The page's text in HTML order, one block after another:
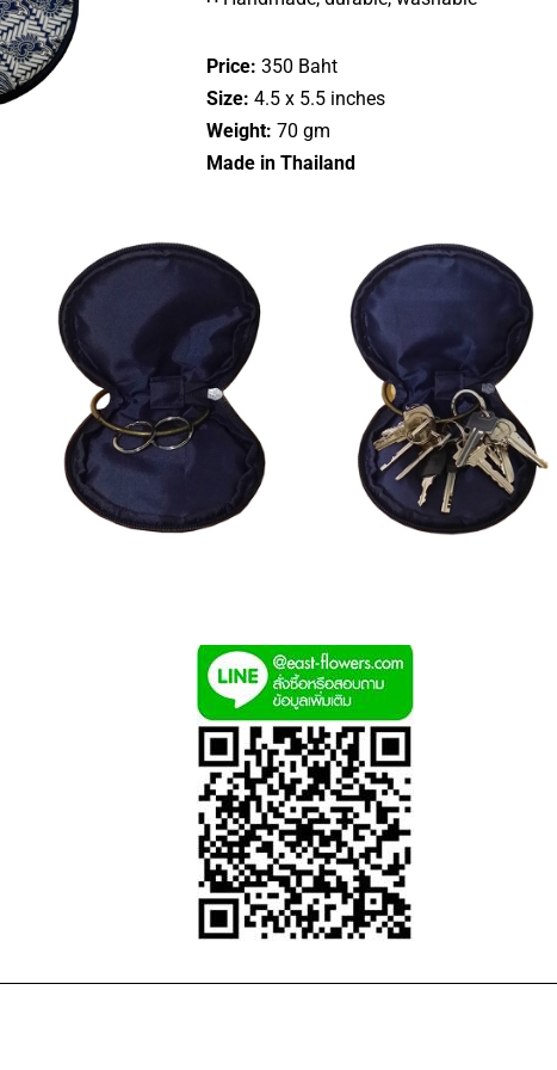
Price: 350 Baht
Size: 4.5 x 5.5 inches
Weight: 70 gm
Made in Thailand